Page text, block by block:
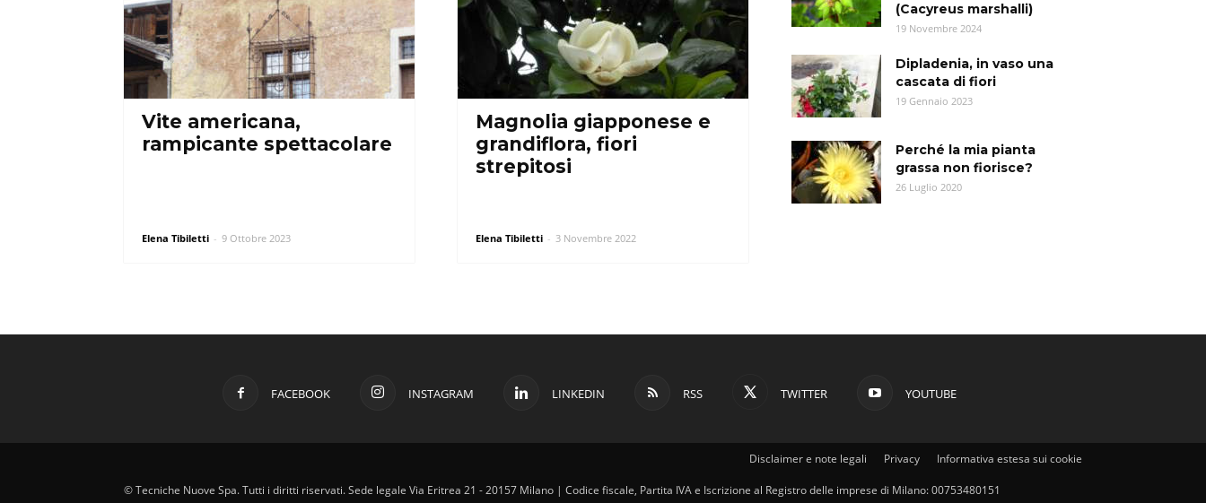
Vite americana,
rampicante spettacolare
Elena Tibiletti - 9 Ottobre 2023
Magnolia giapponese e
grandiflora, fiori
strepitosi
Elena Tibiletti - 3 Novembre 2022
(Cacyreus marshalli)
19 Novembre 2024
Dipladenia, in vaso una
cascata di fiori
19 Gennaio 2023
Perché la mia pianta
grassa non fiorisce?
26 Luglio 2020
FACEBOOK INSTAGRAM LINKEDIN RSS TWITTER YOUTUBE
Disclaimer e note legali Privacy Informativa estesa sui cookie
© Tecniche Nuove Spa. Tutti i diritti riservati. Sede legale Via Eritrea 21 - 20157 Milano | Codice fiscale, Partita IVA e Iscrizione al Registro delle imprese di Milano: 00753480151